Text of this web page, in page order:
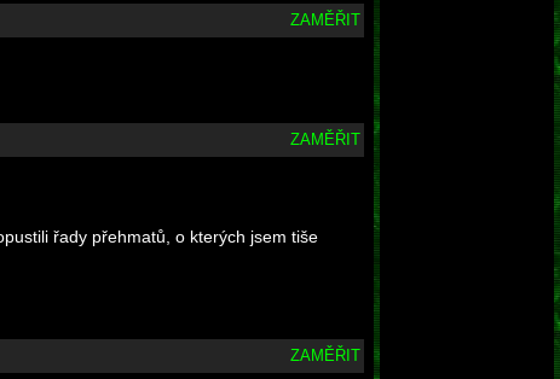
ZAMĚŘIT
ZAMĚŘIT
řady přehmatů, o kterých jsem tiše
ZAMĚŘIT